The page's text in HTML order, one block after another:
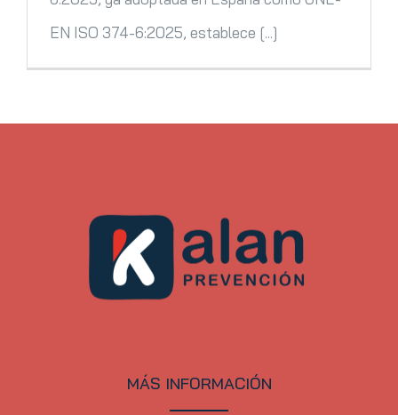
EN ISO 374-6:2025, establece [...]
MÁS INFORMACIÓN